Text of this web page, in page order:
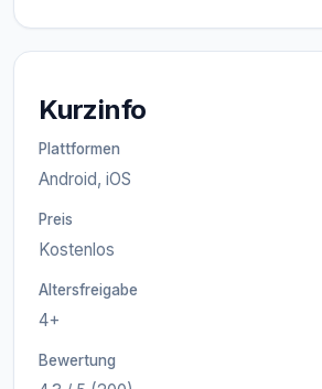
Kurzinfo
Plattformen
Android, iOS
Preis
Kostenlos
Altersfreigabe
4+
Bewertung